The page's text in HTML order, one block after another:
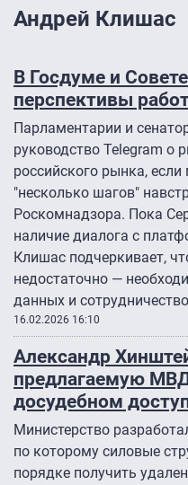
Андрей Клишас
В Госдуме и
перспективы
Парламентарии и
руководство Telegram о
российского рынка,
"несколько шагов"
Роскомнадзора. Пока
наличие диалога с
Клишас подчеркивает,
недостаточно —
данных и
16.02.2026 16:10
Александр
предлагаемую
досудебном
Министерство
по которому силовые
порядке получить